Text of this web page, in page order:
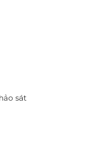
sát